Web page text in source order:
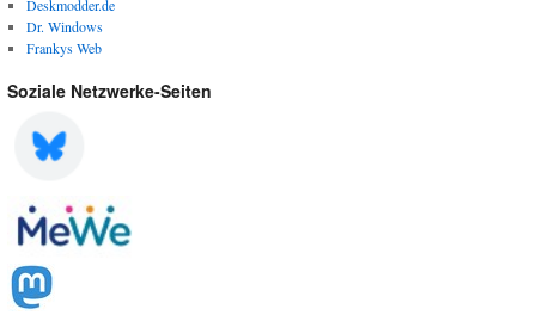
Deskmodder.de
Dr. Windows
Frankys Web
Soziale Netzwerke-Seiten